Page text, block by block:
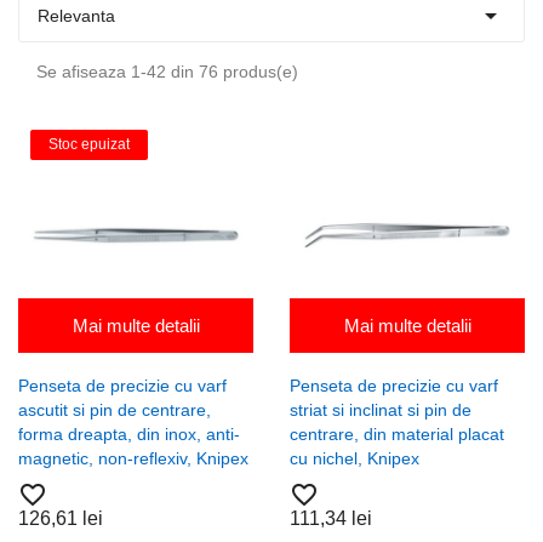
Relevanta 
Se afiseaza 1-42 din 76 produs(e)
Stoc epuizat
Mai multe detalii
Penseta de precizie cu varf
ascutit si pin de centrare,
forma dreapta, din inox, anti-
magnetic, non-reflexiv, Knipex
favorite_border
126,61 lei
Mai multe detalii
Penseta de precizie cu varf
striat si inclinat si pin de
centrare, din material placat
cu nichel, Knipex
favorite_border
111,34 lei